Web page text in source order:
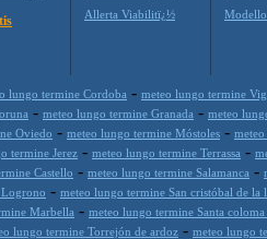
Allerta Viabilitï¿½
lungo termine Cordoba - meteo lungo termine
- meteo lungo termine Granada - meteo
Oviedo - meteo lungo termine Móstoles -
termine Jerez - meteo lungo termine Terrassa -
Castello - meteo lungo termine Salamanca -
- meteo lungo termine San cristóbal de la
Marbella - meteo lungo termine Santa
lungo termine Torrejón de ardoz - meteo lungo